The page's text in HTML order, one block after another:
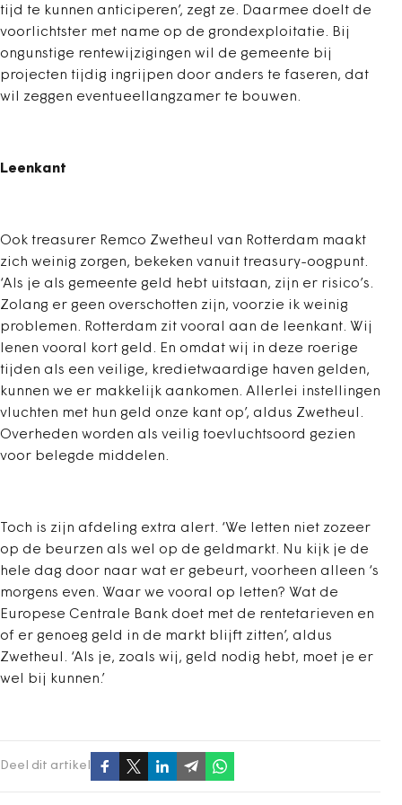
tijd te kunnen anticiperen’, zegt ze. Daarmee doelt de
voorlichtster met name op de grondexploitatie. Bij
ongunstige rentewijzigingen wil de gemeente bij
projecten tijdig ingrijpen door anders te faseren, dat
wil zeggen eventueellangzamer te bouwen.
Leenkant
Ook treasurer Remco Zwetheul van Rotterdam maakt
zich weinig zorgen, bekeken vanuit treasury-oogpunt.
‘Als je als gemeente geld hebt uitstaan, zijn er risico’s.
Zolang er geen overschotten zijn, voorzie ik weinig
problemen. Rotterdam zit vooral aan de leenkant. Wij
lenen vooral kort geld. En omdat wij in deze roerige
tijden als een veilige, kredietwaardige haven gelden,
kunnen we er makkelijk aankomen. Allerlei instellingen
vluchten met hun geld onze kant op’, aldus Zwetheul.
Overheden worden als veilig toevluchtsoord gezien
voor belegde middelen.
Toch is zijn afdeling extra alert. ‘We letten niet zozeer
op de beurzen als wel op de geldmarkt. Nu kijk je de
hele dag door naar wat er gebeurt, voorheen alleen ‘s
morgens even. Waar we vooral op letten? Wat de
Europese Centrale Bank doet met de rentetarieven en
of er genoeg geld in de markt blijft zitten’, aldus
Zwetheul. ‘Als je, zoals wij, geld nodig hebt, moet je er
wel bij kunnen.’
Deel dit artikel